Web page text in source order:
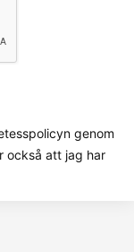
genom
också att jag har